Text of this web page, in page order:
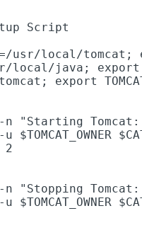
Script
usr/local/tomcat;
local/java; export
export
n "Starting Tomcat:
u $TOMCAT_OWNER
2
n "Stopping Tomcat:
u $TOMCAT_OWNER